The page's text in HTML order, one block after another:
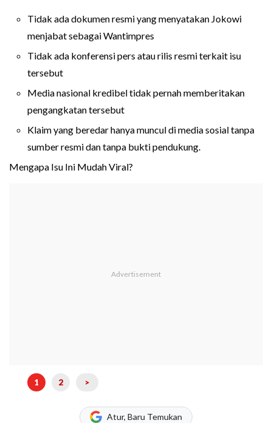
Tidak ada dokumen resmi yang menyatakan Jokowi
menjabat sebagai Wantimpres
Tidak ada konferensi pers atau rilis resmi terkait isu
tersebut
Media nasional kredibel tidak pernah memberitakan
pengangkatan tersebut
Klaim yang beredar hanya muncul di media sosial tanpa
sumber resmi dan tanpa bukti pendukung.
Mengapa Isu Ini Mudah Viral?
1 2 >
Atur, Baru Temukan